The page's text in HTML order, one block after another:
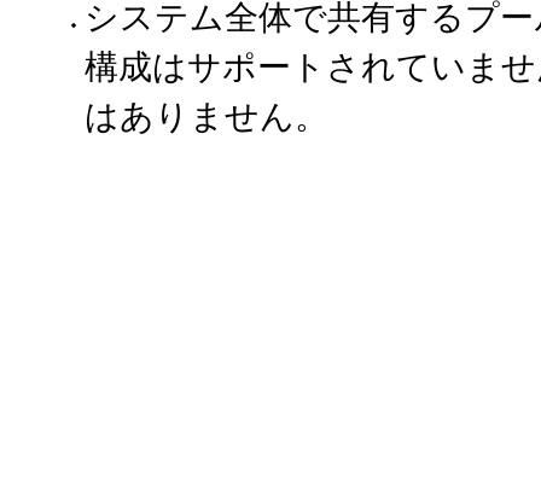
システム全体で共有するプ
構成はサポートされていま
はありません。